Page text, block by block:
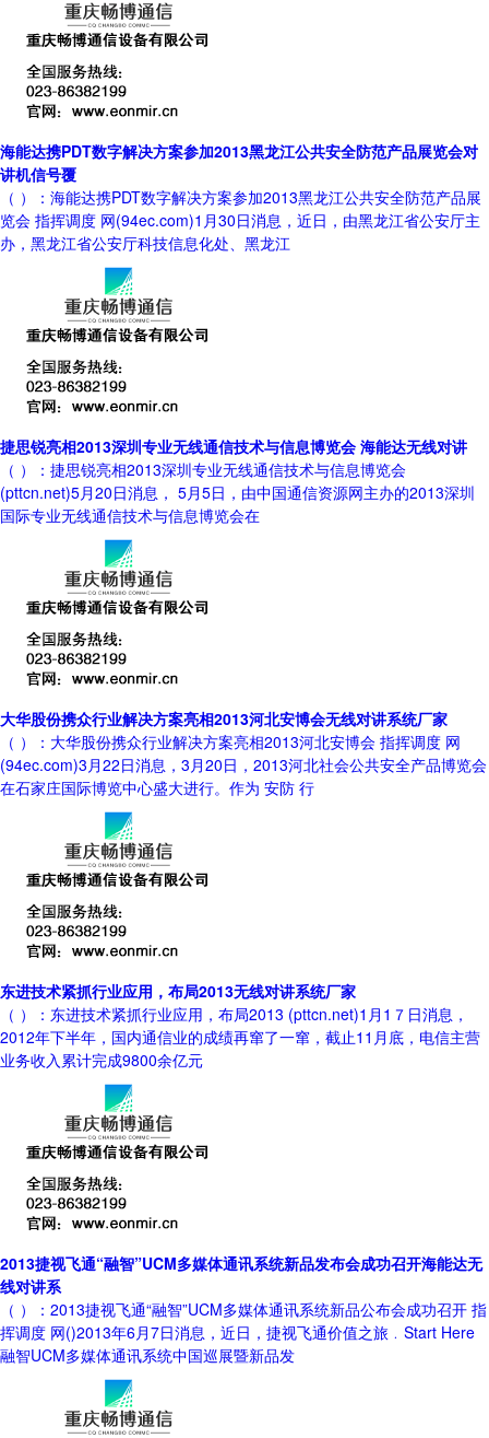
海能达携PDT数字解决方案参加2013黑龙江公共安全防范产品展览会对
讲机信号覆
（ ）：海能达携PDT数字解决方案参加2013黑龙江公共安全防范产品展
览会 指挥调度 网(94ec.com)1月30日消息，近日，由黑龙江省公安厅主
办，黑龙江省公安厅科技信息化处、黑龙江
捷思锐亮相2013深圳专业无线通信技术与信息博览会 海能达无线对讲
（ ）：捷思锐亮相2013深圳专业无线通信技术与信息博览会
(pttcn.net)5月20日消息， 5月5日，由中国通信资源网主办的2013深圳
国际专业无线通信技术与信息博览会在
大华股份携众行业解决方案亮相2013河北安博会无线对讲系统厂家
（ ）：大华股份携众行业解决方案亮相2013河北安博会 指挥调度 网
(94ec.com)3月22日消息，3月20日，2013河北社会公共安全产品博览会
在石家庄国际博览中心盛大进行。作为 安防 行
东进技术紧抓行业应用，布局2013无线对讲系统厂家
（ ）：东进技术紧抓行业应用，布局2013 (pttcn.net)1月1７日消息，
2012年下半年，国内通信业的成绩再窜了一窜，截止11月底，电信主营
业务收入累计完成9800余亿元
2013捷视飞通“融智”UCM多媒体通讯系统新品发布会成功召开海能达无
线对讲系
（ ）：2013捷视飞通“融智”UCM多媒体通讯系统新品公布会成功召开 指
挥调度 网()2013年6月7日消息，近日，捷视飞通价值之旅﹒Start Here
融智UCM多媒体通讯系统中国巡展暨新品发